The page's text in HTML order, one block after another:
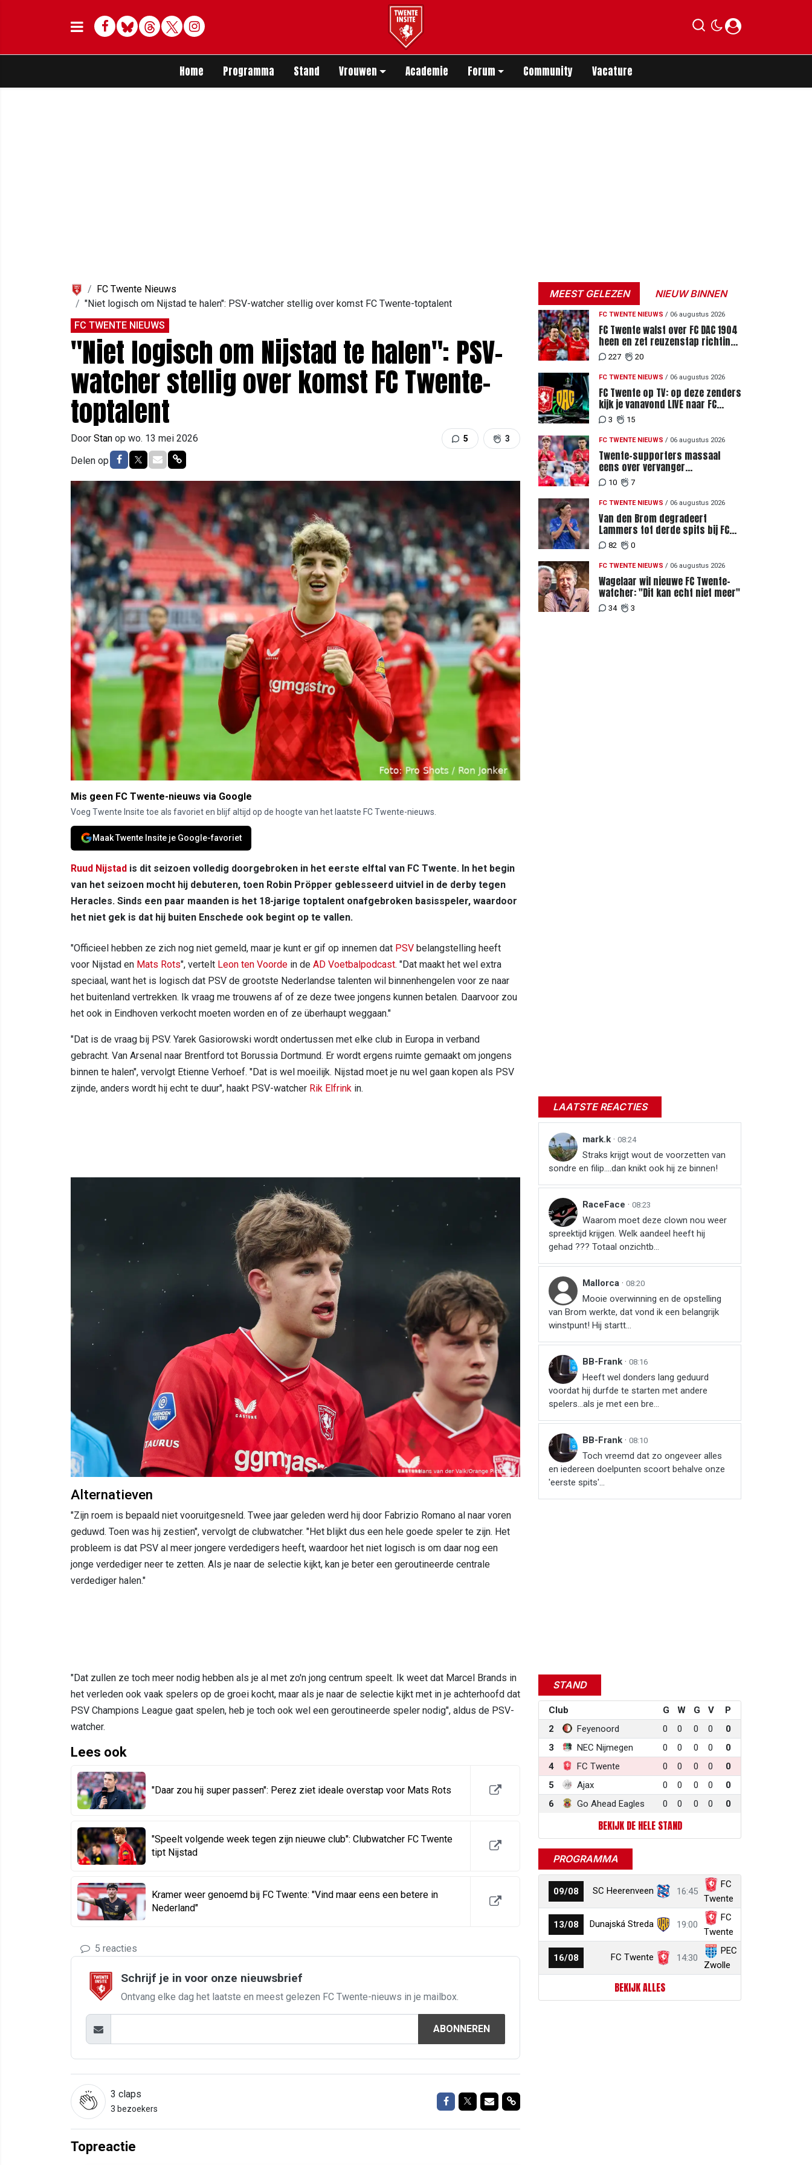
Facebook
BlueskyThreadsTwitterDelen op Whatsapp
Home Programma Stand Vrouwen Academie Forum Community Vacature
FC Twente Nieuws
"Niet logisch om Nijstad te halen": PSV-watcher stellig over komst FC Twente-toptalent
FC TWENTE NIEUWS
"Niet logisch om Nijstad te halen": PSV-
watcher stellig over komst FC Twente-
toptalent
Door Stan op wo. 13 mei 2026 5 3
Delen op Delen op Facebook
Delen op Twitter
Delen via Mail
Delen via link
Mis geen FC Twente-nieuws via Google
Voeg Twente Insite toe als favoriet en blijf altijd op de hoogte van het laatste FC Twente-nieuws.
Maak Twente Insite je Google-favoriet
Ruud Nijstad is dit seizoen volledig doorgebroken in het eerste elftal van FC Twente. In het begin
van het seizoen mocht hij debuteren, toen Robin Pröpper geblesseerd uitviel in de derby tegen
Heracles. Sinds een paar maanden is het 18-jarige toptalent onafgebroken basisspeler, waardoor
het niet gek is dat hij buiten Enschede ook begint op te vallen.
"Officieel hebben ze zich nog niet gemeld, maar je kunt er gif op innemen dat PSV belangstelling heeft
voor Nijstad en Mats Rots", vertelt Leon ten Voorde in de AD Voetbalpodcast. "Dat maakt het wel extra
speciaal, want het is logisch dat PSV de grootste Nederlandse talenten wil binnenhengelen voor ze naar
het buitenland vertrekken. Ik vraag me trouwens af of ze deze twee jongens kunnen betalen. Daarvoor zou
het ook in Eindhoven verkocht moeten worden en of ze überhaupt weggaan."
"Dat is de vraag bij PSV. Yarek Gasiorowski wordt ondertussen met elke club in Europa in verband
gebracht. Van Arsenal naar Brentford tot Borussia Dortmund. Er wordt ergens ruimte gemaakt om jongens
binnen te halen", vervolgt Etienne Verhoef. "Dat is wel moeilijk. Nijstad moet je nu wel gaan kopen als PSV
zijnde, anders wordt hij echt te duur", haakt PSV-watcher Rik Elfrink in.
Alternatieven
"Zijn roem is bepaald niet vooruitgesneld. Twee jaar geleden werd hij door Fabrizio Romano al naar voren
geduwd. Toen was hij zestien", vervolgt de clubwatcher. "Het blijkt dus een hele goede speler te zijn. Het
probleem is dat PSV al meer jongere verdedigers heeft, waardoor het niet logisch is om daar nog een
jonge verdediger neer te zetten. Als je naar de selectie kijkt, kan je beter een geroutineerde centrale
verdediger halen."
"Dat zullen ze toch meer nodig hebben als je al met zo'n jong centrum speelt. Ik weet dat Marcel Brands in
het verleden ook vaak spelers op de groei kocht, maar als je naar de selectie kijkt met in je achterhoofd dat
PSV Champions League gaat spelen, heb je toch ook wel een geroutineerde speler nodig", aldus de PSV-
watcher.
Lees ook
"Daar zou hij super passen": Perez ziet ideale overstap voor Mats Rots
"Speelt volgende week tegen zijn nieuwe club": Clubwatcher FC Twente
tipt Nijstad
Kramer weer genoemd bij FC Twente: "Vind maar eens een betere in
Nederland"
5 reacties
Schrijf je in voor onze nieuwsbrief
Ontvang elke dag het laatste en meest gelezen FC Twente-nieuws in je mailbox.
ABONNEREN
3 claps
3 bezoekers
Delen op Facebook
Delen op Twitter
Delen via Mail
Delen link
Topreactie
MEEST GELEZEN NIEUW BINNEN
FC TWENTE NIEUWS / 06 augustus 2026
FC Twente walst over FC DAC 1904
heen en zet reuzenstap richting
de play-offs
227 20
FC TWENTE NIEUWS / 06 augustus 2026
FC Twente op TV: op deze zenders
kijk je vanavond LIVE naar FC
Twente - FC DAC 04
3 15
FC TWENTE NIEUWS / 06 augustus 2026
Twente-supporters massaal
eens over vervanger
geblesseerde Lemkin tegen FC
DAC 04
10 7
FC TWENTE NIEUWS / 06 augustus 2026
Van den Brom degradeert
Lammers tot derde spits bij FC
Twente
82 0
FC TWENTE NIEUWS / 06 augustus 2026
Wagelaar wil nieuwe FC Twente-
watcher: "Dit kan echt niet meer"
34 3
LAATSTE REACTIES
mark.k · 08:24
Straks krijgt wout de voorzetten van
sondre en filip....dan knikt ook hij ze binnen!
RaceFace · 08:23
Waarom moet deze clown nou weer
spreektijd krijgen. Welk aandeel heeft hij
gehad ??? Totaal onzichtb...
Mallorca · 08:20
Mooie overwinning en de opstelling
van Brom werkte, dat vond ik een belangrijk
winstpunt! Hij startt...
BB-Frank · 08:16
Heeft wel donders lang geduurd
voordat hij durfde te starten met andere
spelers...als je met een bre...
BB-Frank · 08:10
Toch vreemd dat zo ongeveer alles
en iedereen doelpunten scoort behalve onze
'eerste spits'...
STAND
Club G W G V
P
2
Feyenoord 0 0 0 0
0
3
NEC Nijmegen 0 0 0 0
0
4
FC Twente 0 0 0 0
0
5
Ajax 0 0 0 0
0
6
Go Ahead Eagles 0 0 0 0 0
BEKIJK DE HELE STAND
PROGRAMMA
09/08 SC Heerenveen 16:45
FC
Twente
13/08 Dunajská Streda 19:00
FC
Twente
16/08 FC Twente 14:30
PEC
Zwolle
BEKIJK ALLES